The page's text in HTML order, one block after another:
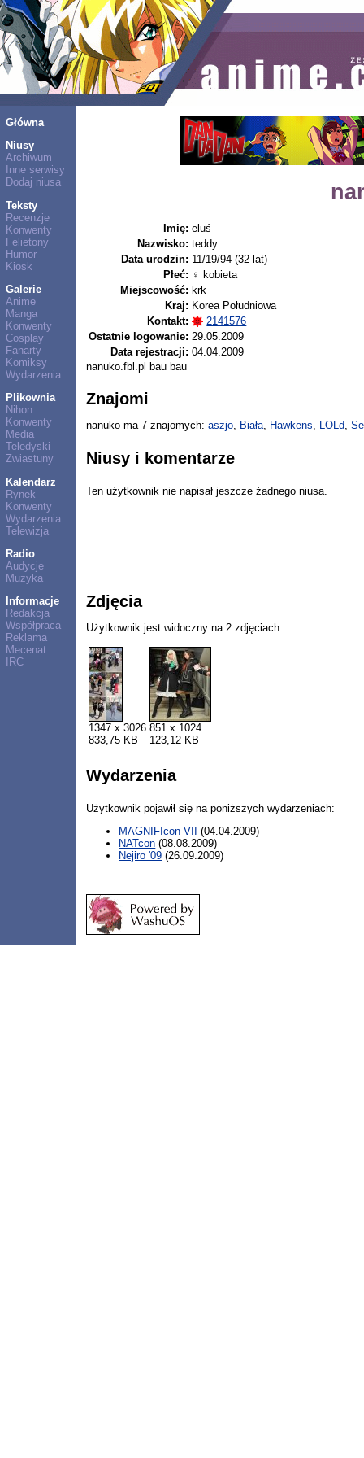
Główna
Niusy
Archiwum
Inne serwisy
Dodaj niusa
Teksty
Recenzje
Konwenty
Felietony
Humor
Kiosk
Galerie
Anime
Manga
Konwenty
Cosplay
Fanarty
Komiksy
Wydarzenia
Plikownia
Nihon
Konwenty
Media
Teledyski
Zwiastuny
Kalendarz
Rynek
Konwenty
Wydarzenia
Telewizja
Radio
Audycje
Muzyka
Informacje
Redakcja
Współpraca
Reklama
Mecenat
IRC
Imię: eluś
Nazwisko: teddy
Data urodzin: 11/19/94 (32 lat)
Płeć: ♀ kobieta
Miejscowość: krk
Kraj: Korea Południowa
Kontakt:
2141576
Ostatnie logowanie: 29.05.2009
Data rejestracji: 04.04.2009
nanuko.fbl.pl bau bau
Znajomi
nanuko ma 7 znajomych:aszjo, Biała, Hawkens, LOLd,
Niusy i komentarze
Ten użytkownik nie napisał jeszcze żadnego niusa.
Zdjęcia
Użytkownik jest widoczny na 2 zdjęciach:
1347 x 3026
833,75 KB
851 x 1024
123,12 KB
Wydarzenia
Użytkownik pojawił się na poniższych wydarzeniach:
MAGNIFIcon VII
(04.04.2009)
NATcon (08.08.2009)
Nejiro '09 (26.09.2009)